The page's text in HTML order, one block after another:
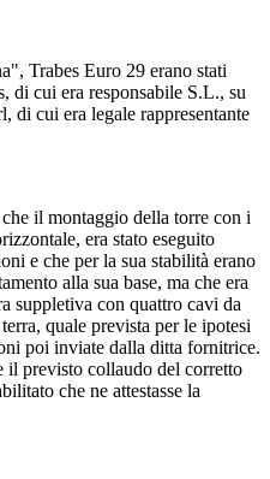
Trabes Euro 29 erano stati
di cui era responsabile S.L., su
di cui era legale rappresentante
il montaggio della torre con i
era stato eseguito
e che per la sua stabilità erano
alla sua base, ma che era
suppletiva con quattro cavi da
quale prevista per le ipotesi
poi inviate dalla ditta fornitrice.
il previsto collaudo del corretto
che ne attestasse la